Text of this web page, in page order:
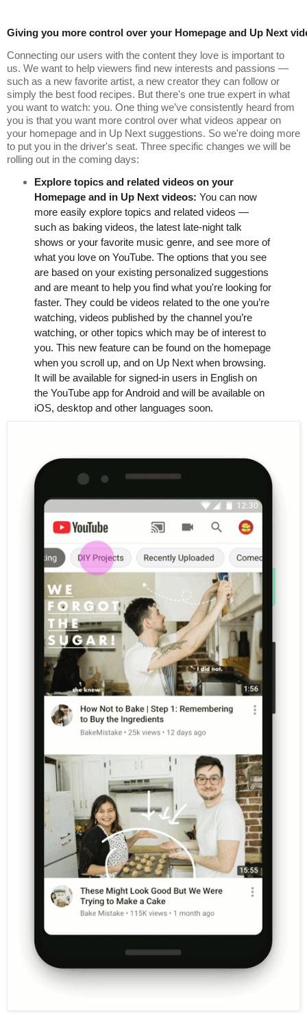
Giving you more control over your Homepage and Up Next
Connecting our users with the content they love is important to
us. We want to help viewers find new interests and passions —
such as a new favorite artist, a new creator they can follow or
simply the best food recipes. But there's one true expert in what
you want to watch: you. One thing we’ve consistently heard from
you is that you want more control over what videos appear on
your homepage and in Up Next suggestions. So we're doing more
to put you in the driver's seat. Three specific changes we will be
rolling out in the coming days:
Explore topics and related videos on your
Homepage and in Up Next videos: You can now
more easily explore topics and related videos —
such as baking videos, the latest late-night talk
shows or your favorite music genre, and see more of
what you love on YouTube. The options that you see
are based on your existing personalized suggestions
and are meant to help you find what you're looking for
faster. They could be videos related to the one you’re
watching, videos published by the channel you’re
watching, or other topics which may be of interest to
you. This new feature can be found on the homepage
when you scroll up, and on Up Next when browsing.
It will be available for signed-in users in English on
the YouTube app for Android and will be available on
iOS, desktop and other languages soon.